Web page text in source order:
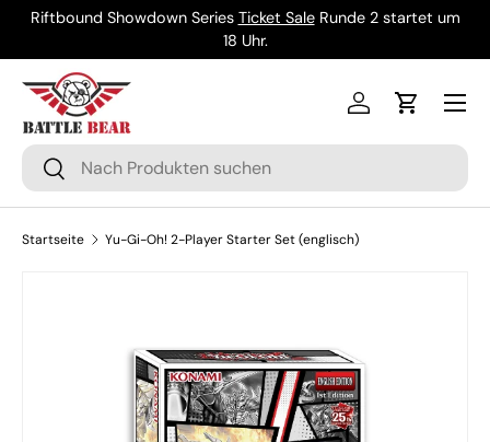
Riftbound Showdown Series Ticket SaleRunde 2 startet um
18 Uhr.
Suchen
Suchen
Einloggen
Menü
Startseite Yu-Gi-Oh! 2-Player Starter Set (englisch)